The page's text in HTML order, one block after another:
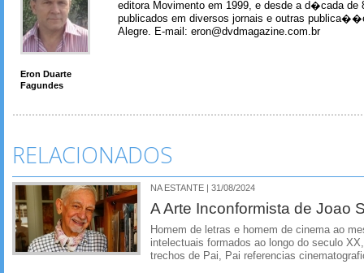
Eron Duarte
Fagundes
editora Movimento em 1999, e desde a d�cada de
publicados em diversos jornais e outras
Alegre. E-mail: eron@dvdmagazine.com.br
RELACIONADOS
NA ESTANTE | 31/08/2024
A Arte Inconformista de Joao
Homem de letras e homem de cinema ao
intelectuais formados ao longo do seculo
trechos de Pai, Pai referencias